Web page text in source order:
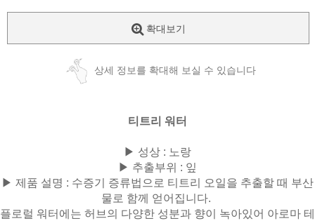
확대보기
상세 정보를 확대해 보실 수 있습니다
티트리 워터
▶ 성상 : 노랑
▶ 추출부위 : 잎
▶ 제품 설명 : 수증기 증류법으로 티트리 오일을 추출할 때 부산
물로 함께 얻어집니다.
플로럴 워터에는 허브의 다양한 성분과 향이 녹아있어 아로마 테